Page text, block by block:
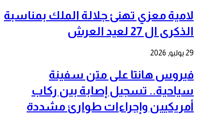
لامية معزي تهنئ جلالة الملك بمناسبة
الذكرى ال 27 لعيد العرش
29 يوليو, 2026
فيروس هانتا على متن سفينة
سياحية.. تسجيل إصابة بين ركاب
أمريكيين وإجراءات طوارئ مشددة